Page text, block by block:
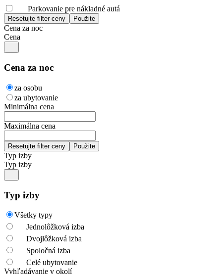
Parkovanie pre nákladné autá
Cena za noc
Cena
Cena za noc
za osobu
za ubytovanie
Minimálna cena
Maximálna cena
Typ izby
Typ izby
Typ izby
Všetky typy
Jednolôžková izba
Dvojlôžková izba
Spoločná izba
Celé ubytovanie
Vyhľadávanie v okolí